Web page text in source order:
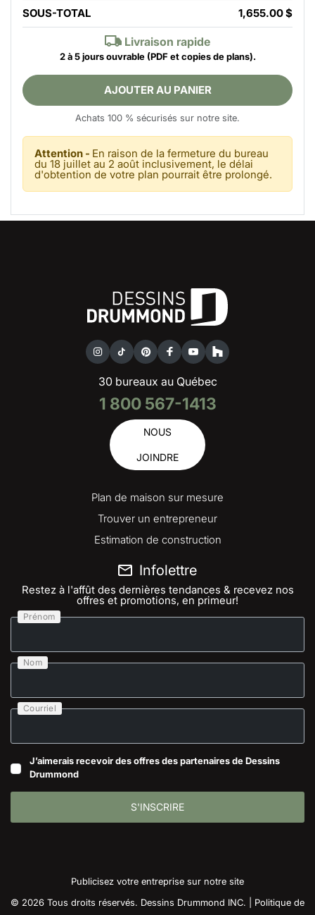
SOUS-TOTAL 1,655.00 $
Livraison rapide
2 à 5 jours ouvrable(PDF et copies de plans).
AJOUTER AU PANIER
Achats 100 % sécurisés sur notre site.
Attention - En raison de la fermeture du bureau
du 18 juillet au 2 août inclusivement, le délai
d'obtention de votre plan pourrait être prolongé.
30 bureaux au Québec
1 800 567-1413
NOUS
JOINDRE
Plan de maison sur mesure
Trouver un entrepreneur
Estimation de construction
Infolettre
Restez à l'affût des dernières tendances & recevez nos
offres et promotions, en primeur!
Prénom
Nom
Courriel
J’aimerais recevoir des offres des partenaires de Dessins
Drummond
S'INSCRIRE
Publicisez votre entreprise sur notre site
© 2026 Tous droits réservés. Dessins Drummond INC. | Politique de